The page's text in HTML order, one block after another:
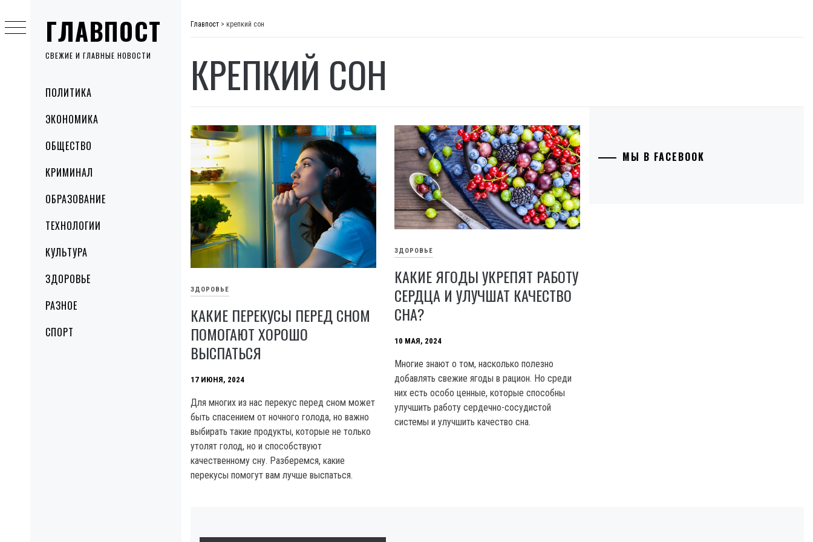
ГЛАВПОСТ
СВЕЖИЕ И ГЛАВНЫЕ НОВОСТИ
MenuПОЛИТИКА
ЭКОНОМИКА
ОБЩЕСТВО
КРИМИНАЛ
ОБРАЗОВАНИЕ
ТЕХНОЛОГИИ
КУЛЬТУРА
ЗДОРОВЬЕ
РАЗНОЕ
СПОРТ
to
content
Главпост > крепкий сон
КРЕПКИЙ СОН
ЗДОРОВЬЕ
КАКИЕ ПЕРЕКУСЫ ПЕРЕД СНОМ
ПОМОГАЮТ ХОРОШО
ВЫСПАТЬСЯ
17 ИЮНЯ, 2024
Для многих из нас перекус перед сном может
быть спасением от ночного голода, но важно
выбирать такие продукты, которые не только
утолят голод, но и способствуют
качественному сну. Разберемся, какие
перекусы помогут вам лучше выспаться.
ЗДОРОВЬЕ
КАКИЕ ЯГОДЫ УКРЕПЯТ РАБОТУ
СЕРДЦА И УЛУЧШАТ КАЧЕСТВО
СНА?
10 МАЯ, 2024
Многие знают о том, насколько полезно
добавлять свежие ягоды в рацион. Но среди
них есть особо ценные, которые способны
улучшить работу сердечно-сосудистой
системы и улучшить качество сна.
МЫ В FACEBOOK